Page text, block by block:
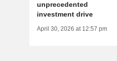
unprecedented
investment drive
April 30, 2026 at 12:57 pm